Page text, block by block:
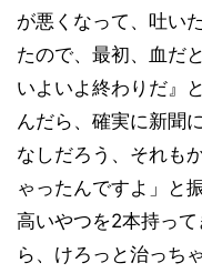
が悪くなって、吐い
たので、最初、血だ
いよいよ終わりだ』
んだら、確実に新聞
なしだろう、それも
ゃったんですよ」と
高いやつを2本持っ
ら、けろっと治っち